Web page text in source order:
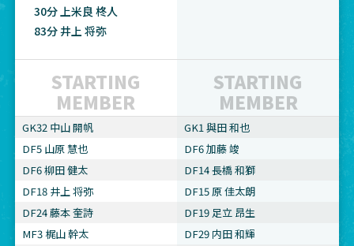
30分 上米良 柊人
83分 井上 将弥
STARTING
MEMBER
GK32 中山 開帆
DF5 山原 慧也
DF6 柳田 健太
DF18 井上 将弥
DF24 藤本 奎詩
MF3 梶山 幹太
STARTING
MEMBER
GK1 與田 和也
DF6 加藤 竣
DF14 長橋 和獅
DF15 原 佳太朗
DF19 足立 昂生
DF29 内田 和輝